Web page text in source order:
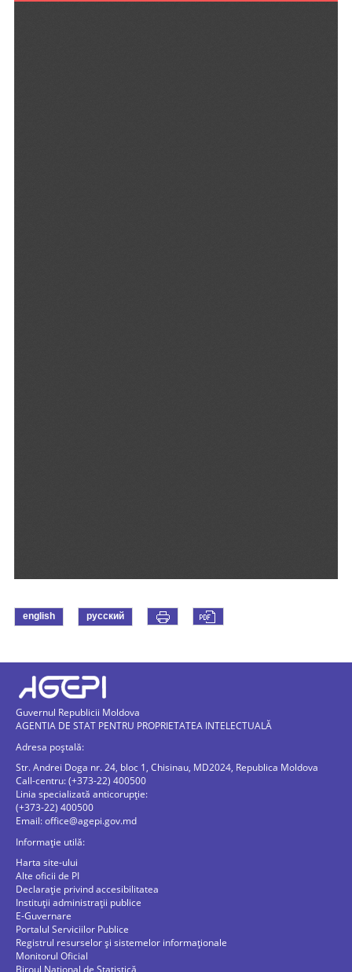
english русский
Guvernul Republicii Moldova
AGENTIA DE STAT PENTRU PROPRIETATEA INTELECTUALĂ
Adresa poștală:
Str. Andrei Doga nr. 24, bloc 1, Chisinau, MD2024, Republica Moldova
Call-centru: (+373-22) 400500
Linia specializată anticorupție:
(+373-22) 400500
Email:office@agepi.gov.md
Informație utilă:
Harta site-ului
Alte oficii de PI
Declarație privind accesibilitatea
Instituții administrații publice
E-Guvernare
Portalul Serviciilor Publice
Registrul resurselor și sistemelor informaționale
Monitorul Oficial
Biroul Naţional de Statistică